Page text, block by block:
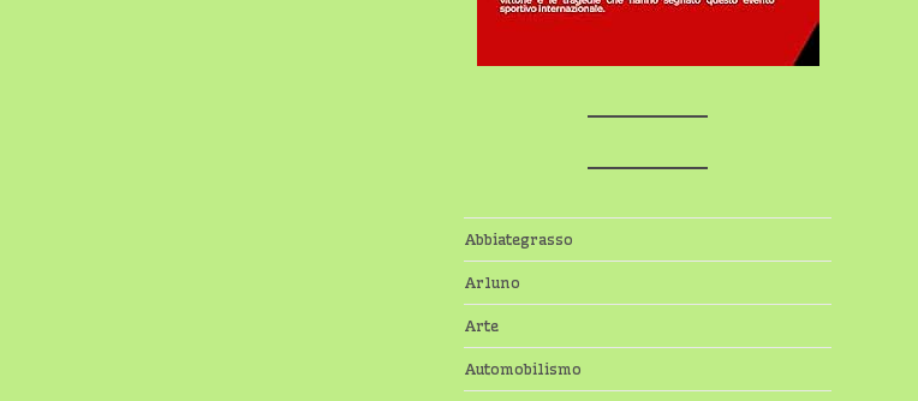
Abbiategrasso
Arluno
Arte
Automobilismo